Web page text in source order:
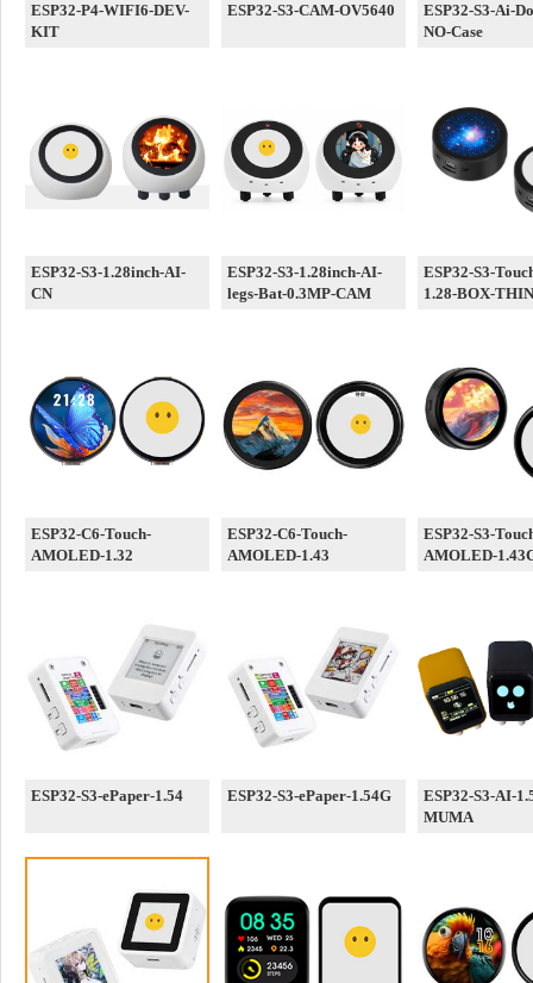
ESP32-P4-WIFI6-DEV-
KIT
ESP32-S3-CAM-OV5640
ESP32-S3-Ai-
NO-Case
ESP32-S3-1.28inch-AI-
CN
ESP32-S3-1.28inch-AI-
legs-Bat-0.3MP-CAM
ESP32-S3-
1.28-BOX-THIN
ESP32-C6-Touch-
AMOLED-1.32
ESP32-C6-Touch-
AMOLED-1.43
ESP32-S3-
AMOLED-
ESP32-S3-ePaper-1.54 ESP32-S3-ePaper-1.54G
ESP32-S3-AI-
MUMA